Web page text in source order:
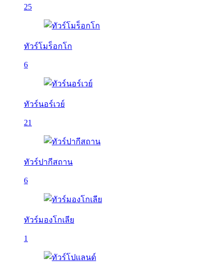
25
ทัวร์โมร็อกโก
6
ทัวร์นอร์เวย์
21
ทัวร์ปากีสถาน
6
ทัวร์มองโกเลีย
1